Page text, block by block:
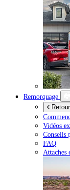
Remorquage
Vidéos
Conseils
FAQ
Attaches